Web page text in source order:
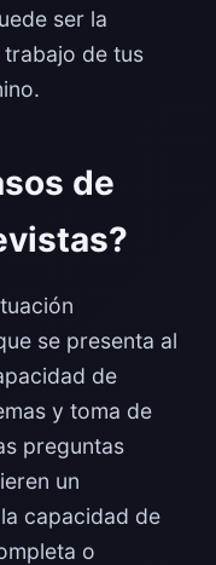
ser la
de tus
de
se presenta al
de
y toma de
preguntas
un
capacidad de
o